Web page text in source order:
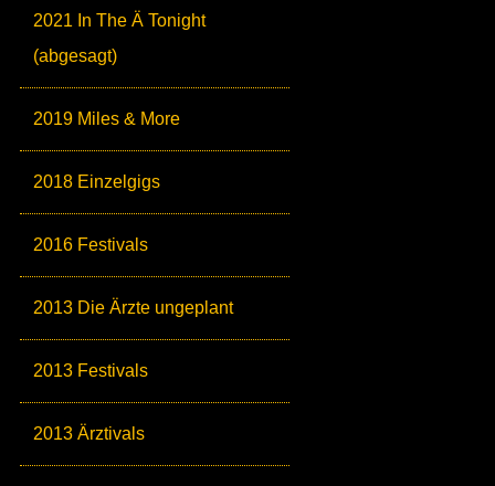
2021 In The Ä Tonight
(abgesagt)
2019 Miles & More
2018 Einzelgigs
2016 Festivals
2013 Die Ärzte ungeplant
2013 Festivals
2013 Ärztivals